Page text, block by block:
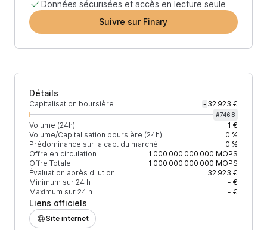
Données sécurisées et accès en lecture seule
Suivre sur Finary
Détails
Capitalisation boursière - 32 923 €
#7468
Volume (24h)
1 €
Volume/Capitalisation boursière (24h)
0 %
Prédominance sur la cap. du marché
0 %
Offre en circulation
1 000 000 000 000 MOPS
Offre Totale
1 000 000 000 000 MOPS
Évaluation après dilution
32 923 €
Minimum sur 24 h
- €
Maximum sur 24 h
- €
Liens officiels
Site internet